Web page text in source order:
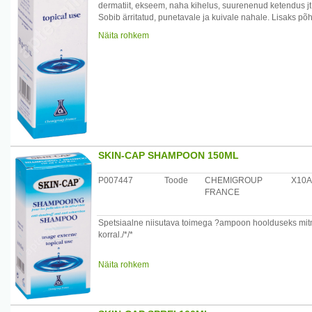
dermatiit, ekseem, naha kihelus, suurenenud ketendus
Sobib ärritatud, punetavale ja kuivale nahale. Lisaks
Toimemehhanism: Kreemis sisalduv aktiviseeritud
Säilitusaeg: 3 aastat.
Tootja: Cheminova Int., Madrid, Macarena 14, Hispaania.
Näita rohkem
SKIN-CAP SHAMPOON 150ML
P007447 Toode
CHEMIGROUP
FRANCE
Spetsiaalne niisutava toimega ?ampoon hoolduseks
korral./*/*
ketendustest vabastavalt, normaliseerib juuste
Näita rohkem